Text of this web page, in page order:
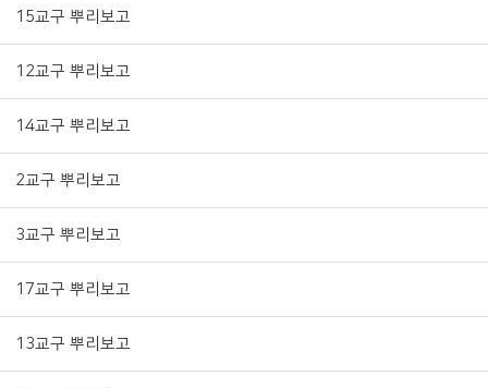
15교구 뿌리보고
12교구 뿌리보고
14교구 뿌리보고
2교구 뿌리보고
3교구 뿌리보고
17교구 뿌리보고
13교구 뿌리보고